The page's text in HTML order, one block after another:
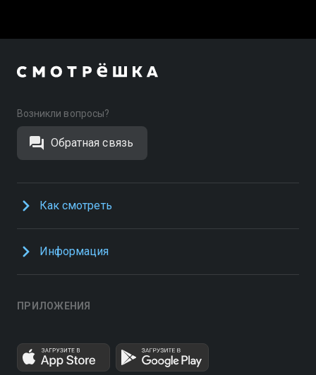
Возникли вопросы?
Обратная связь
Как смотреть
Информация
ПРИЛОЖЕНИЯ